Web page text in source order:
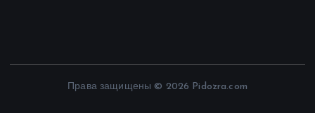
Права защищены © 2026 Pidozra.com